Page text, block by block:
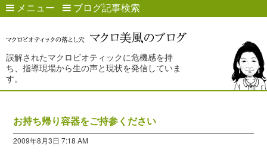
メニュー ブログ記事検索
誤解されたマクロビオティックに危機感を持
ち、指導現場から生の声と現状を発信していま
す。
お持ち帰り容器をご持参ください
2009年8月3日 7:18 AM